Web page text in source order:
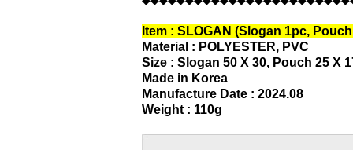
Item : SLOGAN (Slogan 1pc,
Material : POLYESTER, PVC
Size : Slogan 50 X 30, Pouch 25 X
Made in Korea
Manufacture Date : 2024.08
Weight : 110g